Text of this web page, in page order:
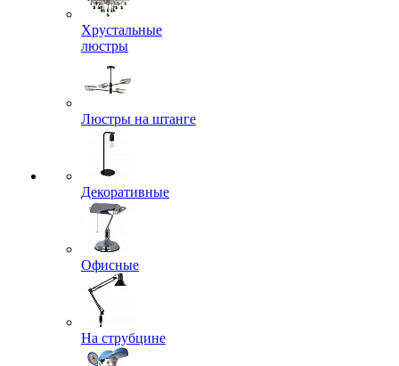
Хрустальные
люстры
Люстры на штанге
Декоративные
Офисные
На струбцине